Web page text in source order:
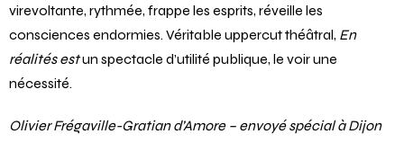
virevoltante, rythmée, frappe les esprits, réveille les
consciences endormies. Véritable uppercut théâtral, En
réalités estun spectacle d’utilité publique, le voir une
nécessité.
Olivier Frégaville-Gratian d’Amore – envoyé spécial à Dijon